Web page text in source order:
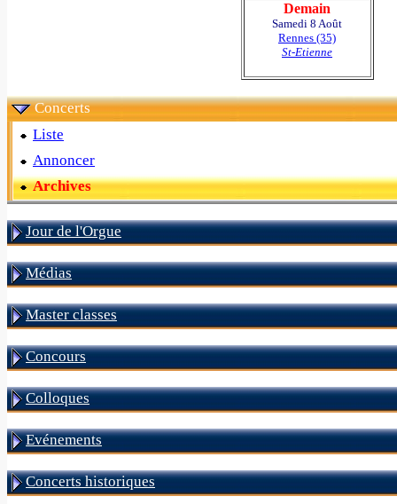
Demain
Samedi 8 Août
Rennes (35)
St-Etienne
Concerts
Liste
Annoncer
Archives
Jour de l'Orgue
Médias
Master classes
Concours
Colloques
Evénements
Concerts historiques